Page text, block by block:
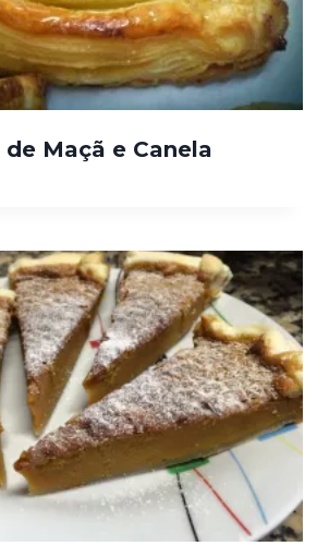
Maçã e Canela